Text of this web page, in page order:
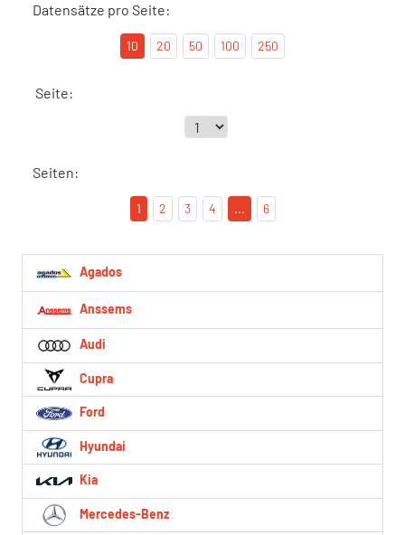
Datensätze pro Seite:
10 20 50 100 250
Seite:
Seiten:
1 2 3 4 ... 6
Agados
Anssems
Audi
Cupra
Ford
Hyundai
Kia
Mercedes-Benz